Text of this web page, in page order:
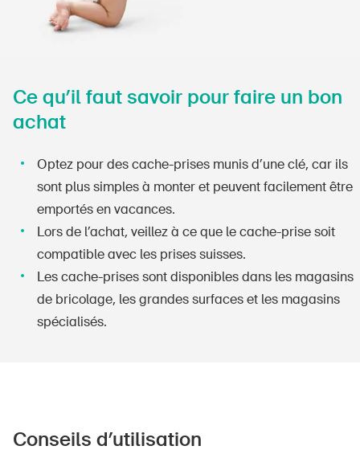
Cours et événements
Produits sûrs
Délégués à la sécurité et communes
Contact et conseil
Ce qu’il faut savoir pour faire un bon
achat
Optez pour des cache-prises munis d’une clé, car ils
sont plus simples à monter et peuvent facilement être
emportés en vacances.
Lors de l’achat, veillez à ce que le cache-prise soit
compatible avec les prises suisses.
Les cache-prises sont disponibles dans les magasins
de bricolage, les grandes surfaces et les magasins
spécialisés.
Conseils d’utilisation